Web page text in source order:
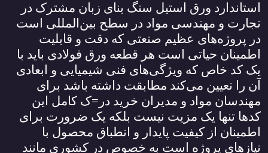
استاندارد ورق استیل سنگ بنای زبان مشترک در
تجارت و مهندسی مواد در سطح بین‌المللی است
در پروژه‌های عظیم صنعتی که دقت و قابلیت
اطمینان حیاتی است هر قطعه ورق فولادی باید با
یک کد خاص که ویژگی‌های فنی شیمیایی و ابعادی
آن را تعیین می‌کند مطابقت داشته باشد برای
مهندسان مواد و مدیران خرید در=ک کامل این
کدها تنها یک مزیت نیست بلکه یک ضرورت برای
اطمینان از کیفیت پایدار و انطباق محصول با
نیازهای پروژه است به خصوص در کشوری مانند